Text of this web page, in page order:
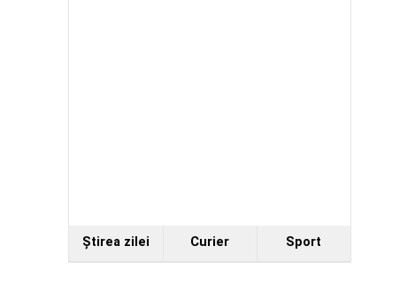
Ştirea zilei Curier Sport